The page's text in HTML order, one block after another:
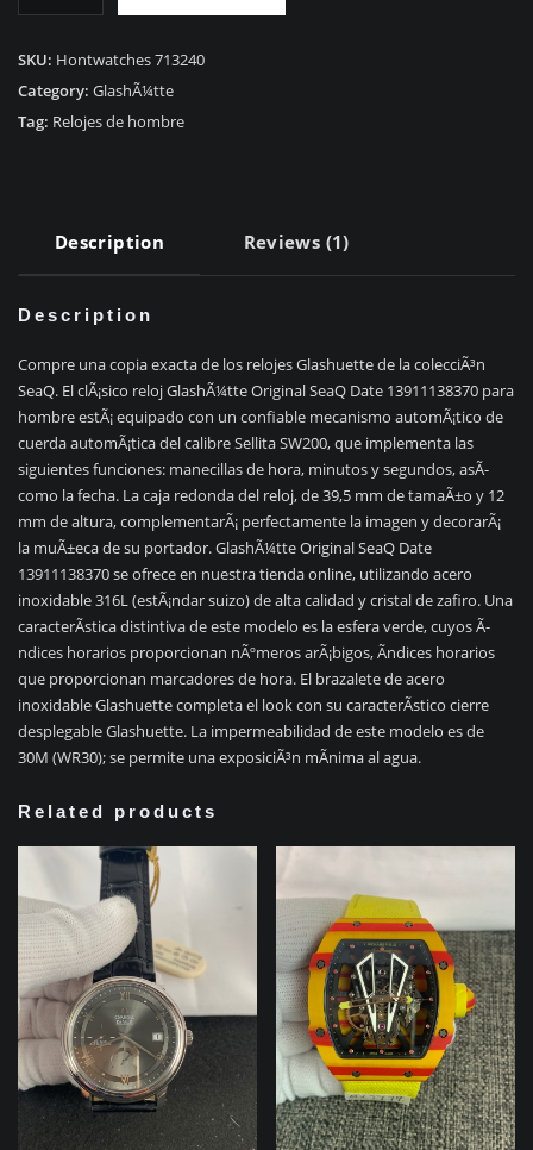
SeaQ
Fecha
39-
SKU: Hontwatches 713240
Category: GlashÃ¼tte
Tag: Relojes de hombre
Description Reviews (1)
Description
Compre una copia exacta de los relojes Glashuette de la colecciÃ³n
SeaQ. El clÃ¡sico reloj GlashÃ¼tte Original SeaQ Date 13911138370 para
hombre estÃ¡ equipado con un confiable mecanismo automÃ¡tico de
cuerda automÃ¡tica del calibre Sellita SW200, que implementa las
siguientes funciones: manecillas de hora, minutos y segundos, asÃ­
como la fecha. La caja redonda del reloj, de 39,5 mm de tamaÃ±o y 12
mm de altura, complementarÃ¡ perfectamente la imagen y decorarÃ¡
la muÃ±eca de su portador. GlashÃ¼tte Original SeaQ Date
13911138370 se ofrece en nuestra tienda online, utilizando acero
inoxidable 316L (estÃ¡ndar suizo) de alta calidad y cristal de zafiro. Una
caracterÃ­stica distintiva de este modelo es la esfera verde, cuyos Ã­
ndices horarios proporcionan nÃºmeros arÃ¡bigos, Ã­ndices horarios
que proporcionan marcadores de hora. El brazalete de acero
inoxidable Glashuette completa el look con su caracterÃ­stico cierre
desplegable Glashuette. La impermeabilidad de este modelo es de
30M (WR30); se permite una exposiciÃ³n mÃ­nima al agua.
Related products